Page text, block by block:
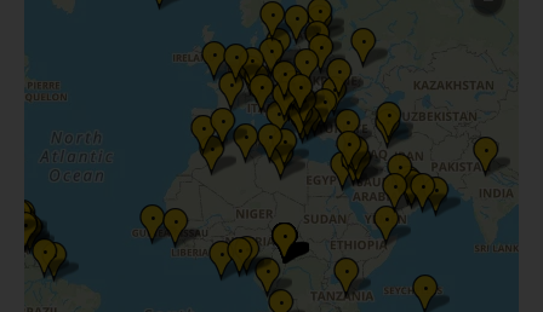
•
•
•
•
•
•
• •
•
•
•
••
•
•
•
•
•
•
•
•
•
•
•
•
•
•
•
•
•
•
•
•
•
•
•
•
•
•
•
•
•
•
•
•
•
•
•
•
•
•
•
•
•
•
•
•
•
•
•
•
•
•
•
•
•
•
•
•
•
•
•
•
•
•
•
•
•
••
•
•
•
•
•
•
•
••••
•
•